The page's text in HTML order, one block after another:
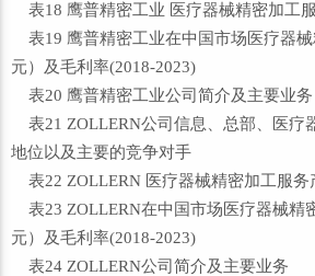
表18 鹰普精密工业 医疗器械精密加工
表19 鹰普精密工业在中国市场医疗器
元）及毛利率(2018-2023)
表20 鹰普精密工业公司简介及主要业务
表21 ZOLLERN公司信息、总部、医疗
地位以及主要的竞争对手
表22 ZOLLERN 医疗器械精密加工服务
表23 ZOLLERN在中国市场医疗器械精
元）及毛利率(2018-2023)
表24 ZOLLERN公司简介及主要业务